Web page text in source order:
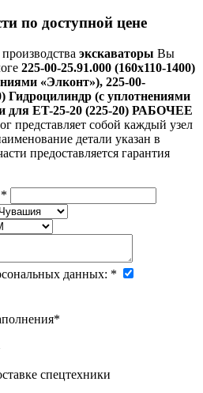
по доступной цене
экскаваторы Вы
225-00-25.91.000 (160х110-1400)
«Элконт»), 225-00-
Гидроцилиндр (с уплотнениями
для ET-25-20 (225-20) РАБОЧЕЕ
представляет собой каждый узел
детали указан в
предоставляется гарантия
*
данных: *
*
спецтехники